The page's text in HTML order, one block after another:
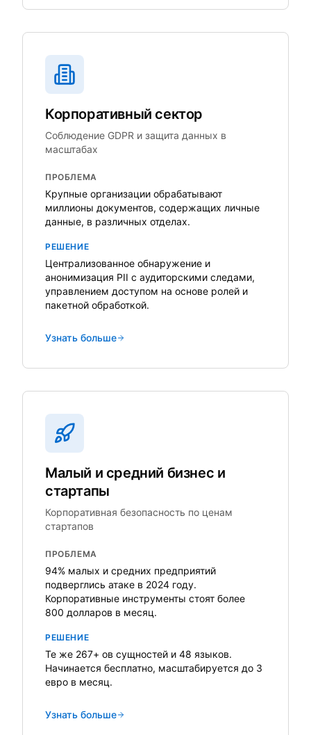
Корпоративный сектор
Соблюдение GDPR и защита данных в
масштабах
ПРОБЛЕМА
Крупные организации обрабатывают
миллионы документов, содержащих личные
данные, в различных отделах.
РЕШЕНИЕ
Централизованное обнаружение и
анонимизация PII с аудиторскими следами,
управлением доступом на основе ролей и
пакетной обработкой.
Узнать больше
Малый и средний бизнес и
стартапы
Корпоративная безопасность по ценам
стартапов
ПРОБЛЕМА
94% малых и средних предприятий
подверглись атаке в 2024 году.
Корпоративные инструменты стоят более
800 долларов в месяц.
РЕШЕНИЕ
Те же 267+ ов сущностей и 48 языков.
Начинается бесплатно, масштабируется до 3
евро в месяц.
Узнать больше